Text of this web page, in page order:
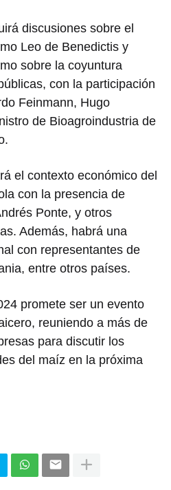
discusiones sobre el
Leo de Benedictis y
sobre la coyuntura
con la participación
Feinmann, Hugo
de Bioagroindustria de
el contexto económico del
con la presencia de
Ponte, y otros
Además, habrá una
con representantes de
entre otros países.
promete ser un evento
reuniendo a más de
para discutir los
del maíz en la próxima